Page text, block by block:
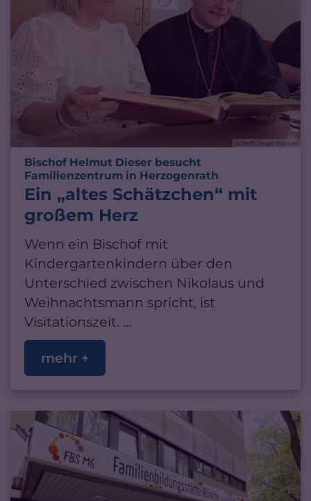
© Steffi Sieger-Bücken
Bischof Helmut Dieser besucht
Familienzentrum in Herzogenrath
Ein „altes Schätzchen“ mit
großem Herz
Wenn ein Bischof mit
Kindergartenkindern über den
Unterschied zwischen Nikolaus und
Weihnachtsmann spricht, ist
Visitationszeit. ...
mehr +